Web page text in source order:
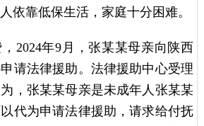
依靠低保生活，家庭十分困难。
2024年9月，张某某母亲向陕西
请法律援助。法律援助中心受理
，张某某母亲是未成年人张某某
代为申请法律援助，请求给付抚